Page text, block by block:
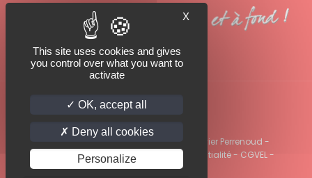
© 2022 PROFIL C - Photos PROFIL C / Olivier Perrenoud -
Mentions légales-Politique de confidentialité- CGVEL-
Préconisations
X
This site uses cookies and gives
you control over what you want to
activate
OK, accept all
Deny all cookies
Personalize